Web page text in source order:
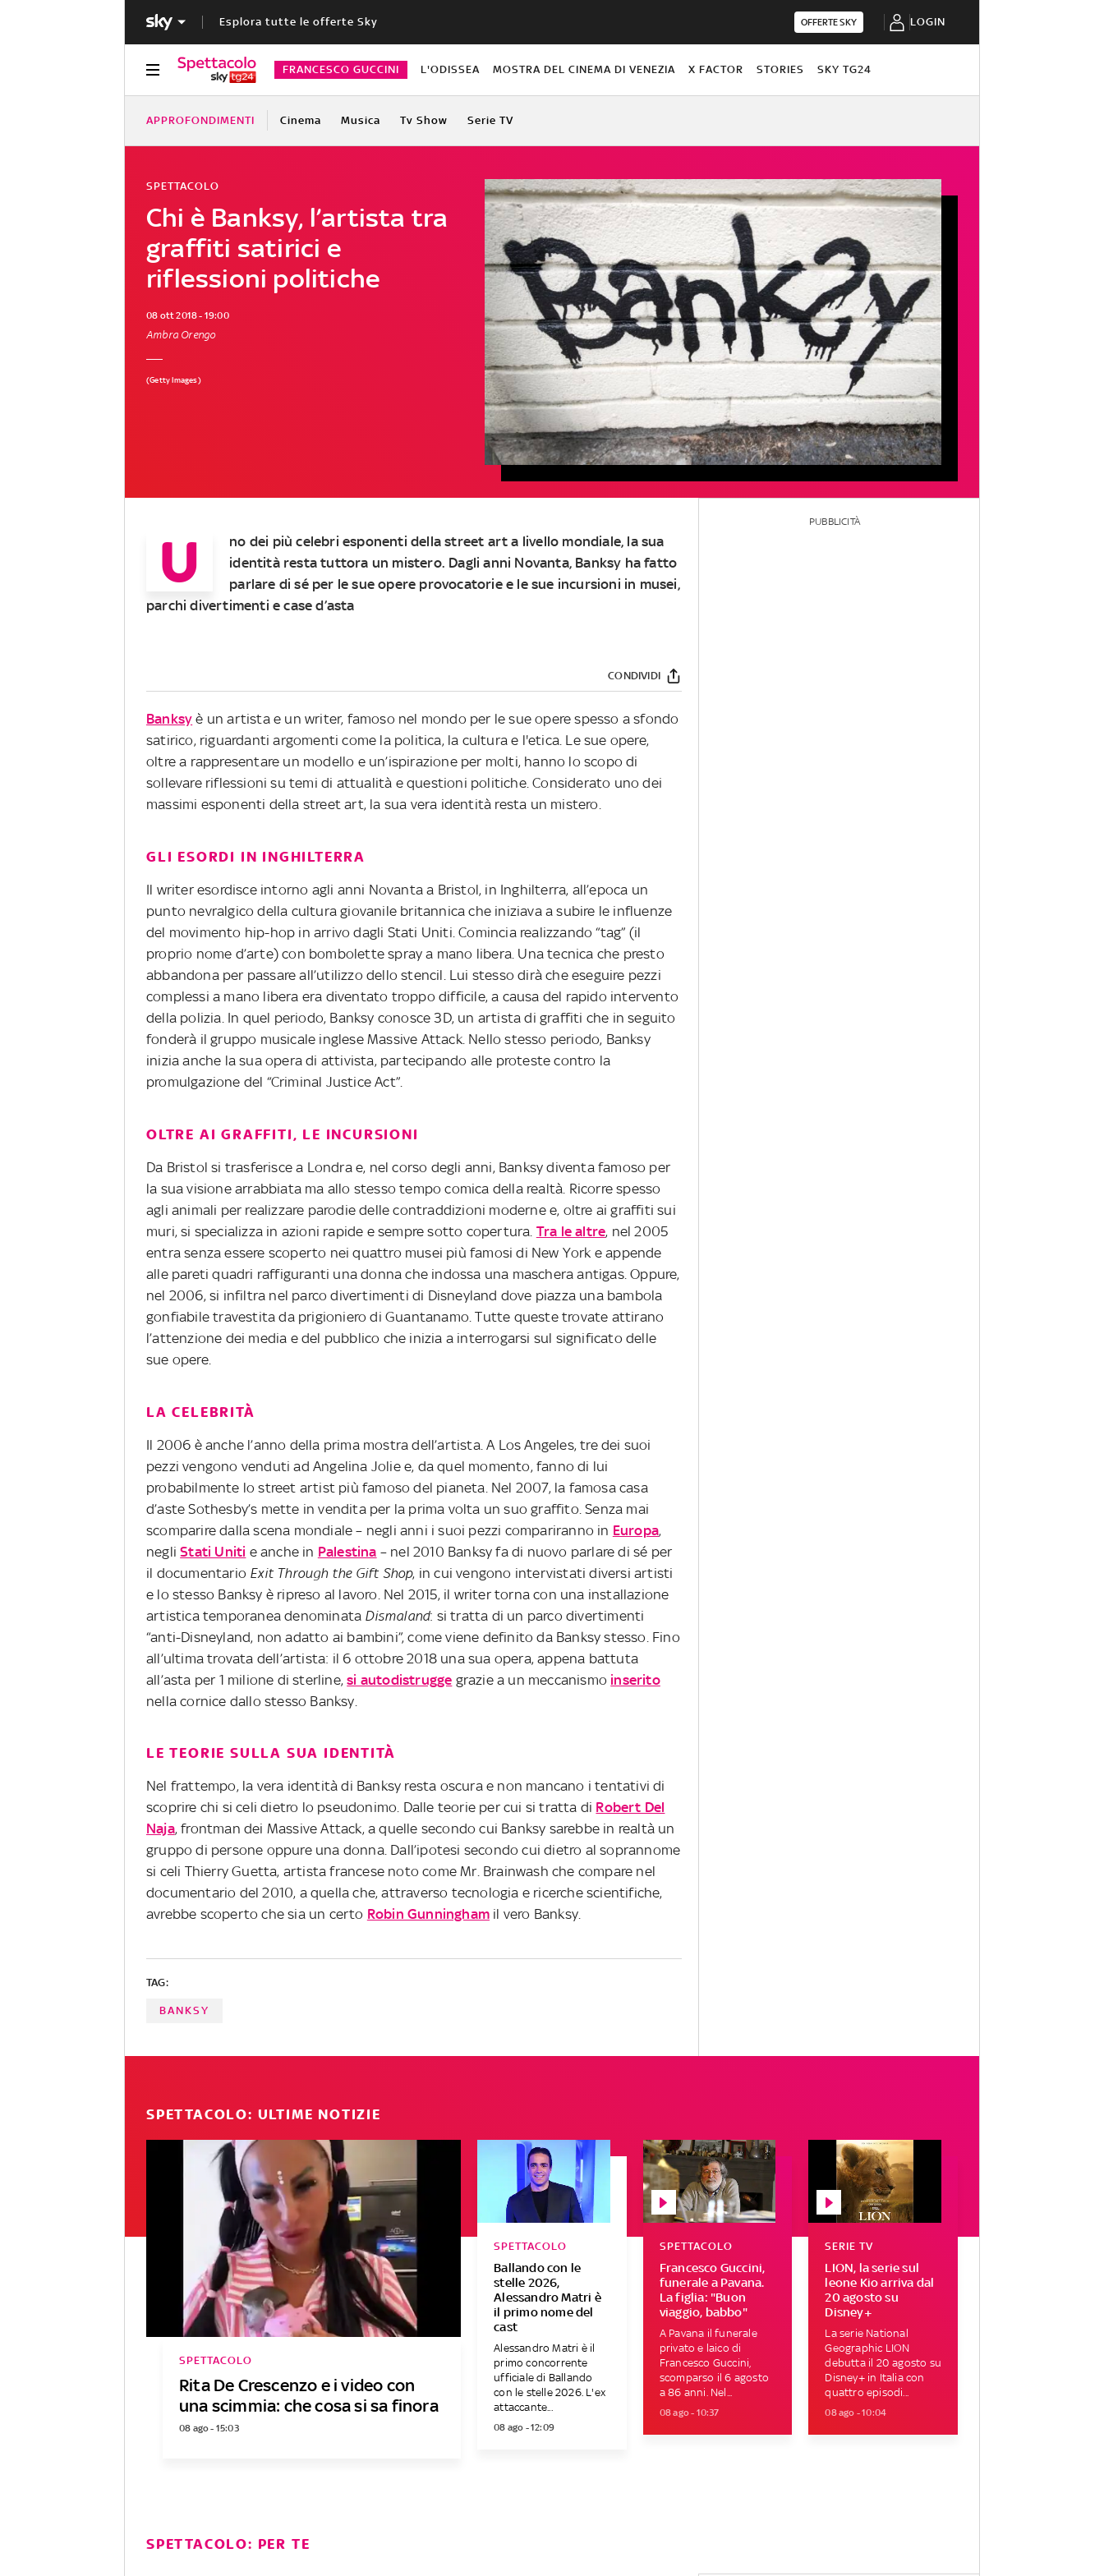
Esplora tutte le offerte Sky OFFERTE SKY LOGIN
FRANCESCO GUCCINI L'ODISSEA MOSTRA DEL CINEMA DI VENEZIA X FACTOR STORIES SKY TG24
APPROFONDIMENTI Cinema Musica Tv Show Serie TV
Chi è Banksy, l’artista tra
graffiti satirici e
riflessioni politiche
SPETTACOLO
08 ott 2018 - 19:00
Ambra Orengo
(Getty Images)
U
no dei più celebri esponenti della street art a livello mondiale, la sua
identità resta tuttora un mistero. Dagli anni Novanta, Banksy ha fatto
parlare di sé per le sue opere provocatorie e le sue incursioni in musei,
parchi divertimenti e case d’asta
CONDIVIDI
Banksy è un artista e un writer, famoso nel mondo per le sue opere spesso a sfondo
satirico, riguardanti argomenti come la politica, la cultura e l'etica. Le sue opere,
oltre a rappresentare un modello e un’ispirazione per molti, hanno lo scopo di
sollevare riflessioni su temi di attualità e questioni politiche. Considerato uno dei
massimi esponenti della street art, la sua vera identità resta un mistero.
GLI ESORDI IN INGHILTERRA
Il writer esordisce intorno agli anni Novanta a Bristol, in Inghilterra, all’epoca un
punto nevralgico della cultura giovanile britannica che iniziava a subire le influenze
del movimento hip-hop in arrivo dagli Stati Uniti. Comincia realizzando “tag” (il
proprio nome d’arte) con bombolette spray a mano libera. Una tecnica che presto
abbandona per passare all’utilizzo dello stencil. Lui stesso dirà che eseguire pezzi
complessi a mano libera era diventato troppo difficile, a causa del rapido intervento
della polizia. In quel periodo, Banksy conosce 3D, un artista di graffiti che in seguito
fonderà il gruppo musicale inglese Massive Attack. Nello stesso periodo, Banksy
inizia anche la sua opera di attivista, partecipando alle proteste contro la
promulgazione del “Criminal Justice Act”.
OLTRE AI GRAFFITI, LE INCURSIONI
Da Bristol si trasferisce a Londra e, nel corso degli anni, Banksy diventa famoso per
la sua visione arrabbiata ma allo stesso tempo comica della realtà. Ricorre spesso
agli animali per realizzare parodie delle contraddizioni moderne e, oltre ai graffiti sui
muri, si specializza in azioni rapide e sempre sotto copertura. Tra le altre, nel 2005
entra senza essere scoperto nei quattro musei più famosi di New York e appende
alle pareti quadri raffiguranti una donna che indossa una maschera antigas. Oppure,
nel 2006, si infiltra nel parco divertimenti di Disneyland dove piazza una bambola
gonfiabile travestita da prigioniero di Guantanamo. Tutte queste trovate attirano
l’attenzione dei media e del pubblico che inizia a interrogarsi sul significato delle
sue opere.
LA CELEBRITÀ
Il 2006 è anche l’anno della prima mostra dell’artista. A Los Angeles, tre dei suoi
pezzi vengono venduti ad Angelina Jolie e, da quel momento, fanno di lui
probabilmente lo street artist più famoso del pianeta. Nel 2007, la famosa casa
d’aste Sothesby’s mette in vendita per la prima volta un suo graffito. Senza mai
scomparire dalla scena mondiale – negli anni i suoi pezzi compariranno in Europa,
negliStati Uniti e anche in Palestina – nel 2010 Banksy fa di nuovo parlare di sé per
il documentario Exit Through the Gift Shop, in cui vengono intervistati diversi artisti
e lo stesso Banksy è ripreso al lavoro. Nel 2015, il writer torna con una installazione
artistica temporanea denominata Dismaland: si tratta di un parco divertimenti
“anti-Disneyland, non adatto ai bambini”, come viene definito da Banksy stesso. Fino
all’ultima trovata dell’artista: il 6 ottobre 2018 una sua opera, appena battuta
all’asta per 1 milione di sterline,si autodistrugge grazie a un meccanismo inserito
nella cornice dallo stesso Banksy.
LE TEORIE SULLA SUA IDENTITÀ
Nel frattempo, la vera identità di Banksy resta oscura e non mancano i tentativi di
scoprire chi si celi dietro lo pseudonimo. Dalle teorie per cui si tratta di Robert Del
Naja, frontman dei Massive Attack, a quelle secondo cui Banksy sarebbe in realtà un
gruppo di persone oppure una donna. Dall’ipotesi secondo cui dietro al soprannome
si celi Thierry Guetta, artista francese noto come Mr. Brainwash che compare nel
documentario del 2010, a quella che, attraverso tecnologia e ricerche scientifiche,
avrebbe scoperto che sia un certo Robin Gunningham il vero Banksy.
TAG:
BANKSY
PUBBLICITÀ
SPETTACOLO: ULTIME NOTIZIE
Rita De Crescenzo e i video con
una scimmia: che cosa si sa finora
SPETTACOLO
08 ago - 15:03
Ballando con le
stelle 2026,
Alessandro Matri è
il primo nome del
cast
SPETTACOLO
Alessandro Matri è il
primo concorrente
ufficiale di Ballando
con le stelle 2026. L'ex
attaccante...
08 ago - 12:09
Francesco Guccini,
funerale a Pavana.
La figlia: "Buon
viaggio, babbo"
SPETTACOLO
A Pavana il funerale
privato e laico di
Francesco Guccini,
scomparso il 6 agosto
a 86 anni. Nel...
08 ago - 10:37
LION, la serie sul
leone Kio arriva dal
20 agosto su
Disney+
SERIE TV
La serie National
Geographic LION
debutta il 20 agosto su
Disney+ in Italia con
quattro episodi...
08 ago - 10:04
SPETTACOLO: PER TE